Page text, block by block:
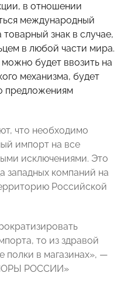
в отношении
международный
знак в случае,
в любой части мира.
будет ввозить на
механизма, будет
предложениям
что необходимо
импорт на все
исключениями. Это
западных компаний на
Российской
то из здравой
в магазинах», —
РОССИИ»